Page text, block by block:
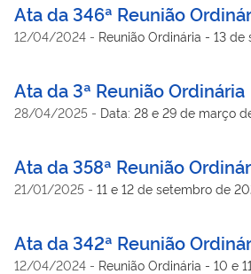
Ata da 346ª Reunião
12/04/2024 - Reunião Ordinária - 13
Ata da 3ª Reunião Ordinária
28/04/2025 - Data: 28 e 29 de março
Ata da 358ª Reunião
21/01/2025 - 11 e 12 de setembro de
Ata da 342ª Reunião
12/04/2024 - Reunião Ordinária - 10 e